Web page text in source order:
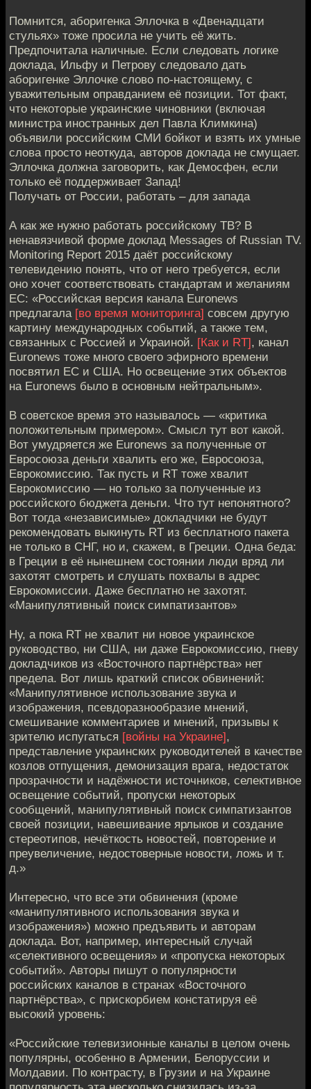
Помнится, аборигенка Эллочка в «Двенадцати
стульях» тоже просила не учить её жить.
Предпочитала наличные. Если следовать логике
доклада, Ильфу и Петрову следовало дать
аборигенке Эллочке слово по-настоящему, с
уважительным оправданием её позиции. Тот факт,
что некоторые украинские чиновники (включая
министра иностранных дел Павла Климкина)
объявили российским СМИ бойкот и взять их умные
слова просто неоткуда, авторов доклада не смущает.
Эллочка должна заговорить, как Демосфен, если
только её поддерживает Запад!
Получать от России, работать – для запада
А как же нужно работать российскому ТВ? В
ненавязчивой форме доклад Messages of Russian TV.
Monitoring Report 2015 даёт российскому
телевидению понять, что от него требуется, если
оно хочет соответствовать стандартам и желаниям
ЕС: «Российская версия канала Euronews
предлагала [во время мониторинга] совсем другую
картину международных событий, а также тем,
связанных с Россией и Украиной. [Как и RT], канал
Euronews тоже много своего эфирного времени
посвятил ЕС и США. Но освещение этих объектов
на Euronews было в основным нейтральным».
В советское время это называлось — «критика
положительным примером». Смысл тут вот какой.
Вот умудряется же Euronews за полученные от
Евросоюза деньги хвалить его же, Евросоюза,
Еврокомиссию. Так пусть и RT тоже хвалит
Еврокомиссию — но только за полученные из
российского бюджета деньги. Что тут непонятного?
Вот тогда «независимые» докладчики не будут
рекомендовать выкинуть RT из бесплатного пакета
не только в СНГ, но и, скажем, в Греции. Одна беда:
в Греции в её нынешнем состоянии люди вряд ли
захотят смотреть и слушать похвалы в адрес
Еврокомиссии. Даже бесплатно не захотят.
«Манипулятивный поиск симпатизантов»
Ну, а пока RT не хвалит ни новое украинское
руководство, ни США, ни даже Еврокомиссию, гневу
докладчиков из «Восточного партнёрства» нет
предела. Вот лишь краткий список обвинений:
«Манипулятивное использование звука и
изображения, псевдоразнообразие мнений,
смешивание комментариев и мнений, призывы к
зрителю испугаться [войны на Украине],
представление украинских руководителей в качестве
козлов отпущения, демонизация врага, недостаток
прозрачности и надёжности источников, селективное
освещение событий, пропуски некоторых
сообщений, манипулятивный поиск симпатизантов
своей позиции, навешивание ярлыков и создание
стереотипов, нечёткость новостей, повторение и
преувеличение, недостоверные новости, ложь и т.
д.»
Интересно, что все эти обвинения (кроме
«манипулятивного использования звука и
изображения») можно предъявить и авторам
доклада. Вот, например, интересный случай
«селективного освещения» и «пропуска некоторых
событий». Авторы пишут о популярности
российских каналов в странах «Восточного
партнёрства», с прискорбием констатируя её
высокий уровень:
«Российские телевизионные каналы в целом очень
популярны, особенно в Армении, Белоруссии и
Молдавии. По контрасту, в Грузии и на Украине